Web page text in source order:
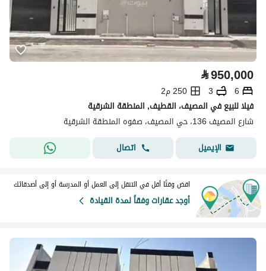
⃁950,000
6
3
250 م2
فيلا للبيع في المصيف، القطيف, المنطقة الشرقية
شارع المصيف 136، حي المصيف، صفوه المنطقة الشرقية
الإيميل
اتصال
اقض وقتًا أقل في التنقل إلى العمل أو المدرسة أو إلى أصدقائك
أوجد عقارات وفقاً لمدة القيادة